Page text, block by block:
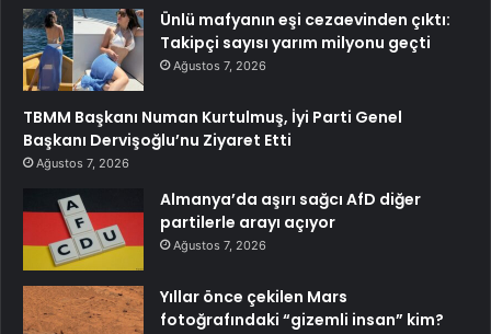
Ünlü mafyanın eşi cezaevinden çıktı:
Takipçi sayısı yarım milyonu geçti
Ağustos 7, 2026
TBMM Başkanı Numan Kurtulmuş, İyi Parti Genel
Başkanı Dervişoğlu’nu Ziyaret Etti
Ağustos 7, 2026
Almanya’da aşırı sağcı AfD diğer
partilerle arayı açıyor
Ağustos 7, 2026
Yıllar önce çekilen Mars
fotoğrafındaki “gizemli insan” kim?